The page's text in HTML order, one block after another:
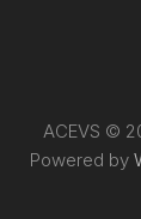
ACEVS ©
Powered by